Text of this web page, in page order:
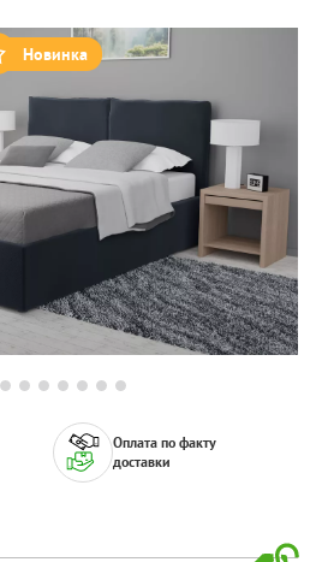
Новинка
Оплата по факту
доставки